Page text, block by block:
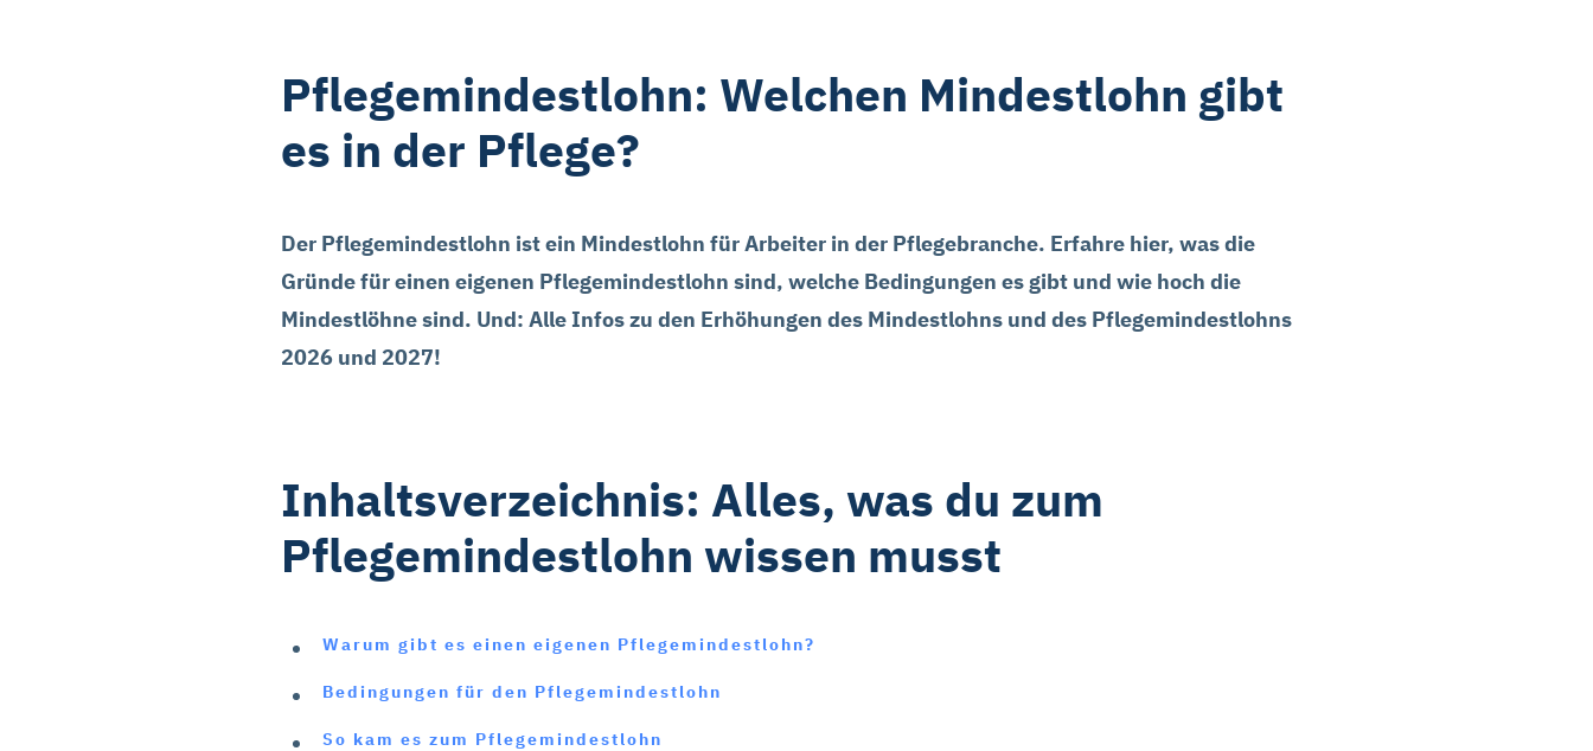
Pflegemindestlohn: Welchen Mindestlohn gibt
es in der Pflege?
Der Pflegemindestlohn ist ein Mindestlohn für Arbeiter in der Pflegebranche. Erfahre hier, was die
Gründe für einen eigenen Pflegemindestlohn sind, welche Bedingungen es gibt und wie hoch die
Mindestlöhne sind. Und: Alle Infos zu den Erhöhungen des Mindestlohns und des Pflegemindestlohns
2026 und 2027!
Inhaltsverzeichnis: Alles, was du zum
Pflegemindestlohn wissen musst
Warum gibt es einen eigenen Pflegemindestlohn?
Bedingungen für den Pflegemindestlohn
So kam es zum Pflegemindestlohn